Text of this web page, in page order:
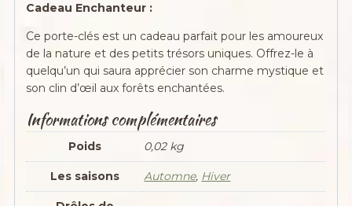
Cadeau Enchanteur :
Ce porte-clés est un cadeau parfait pour les amoureux
de la nature et des petits trésors uniques. Offrez-le à
quelqu’un qui saura apprécier son charme mystique et
son clin d’œil aux forêts enchantées.
Informations complémentaires
Poids 0,02 kg
Les saisons Automne, Hiver